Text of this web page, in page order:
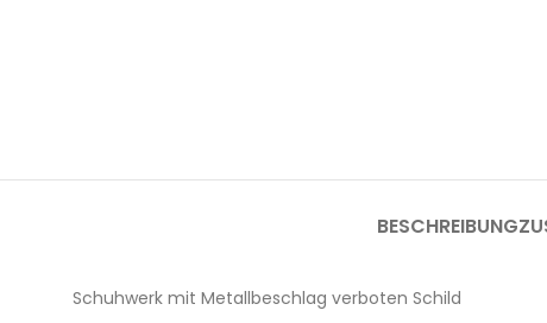
BESCHREIBUNG
Schuhwerk mit Metallbeschlag verboten Schild